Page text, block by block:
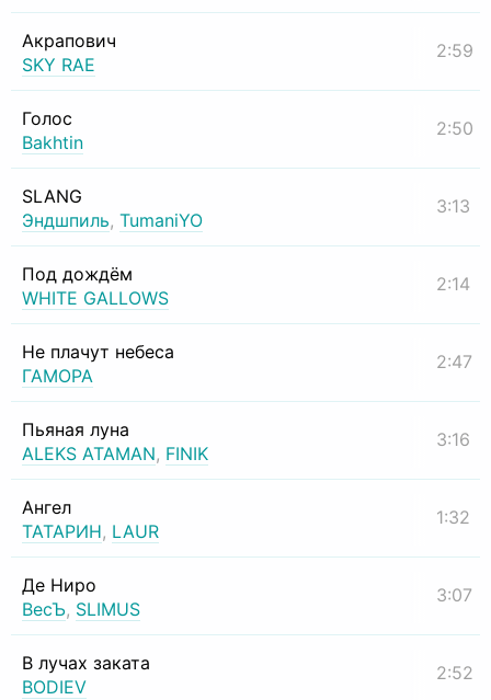
Акрапович
SKY RAE
2:59
Голос
Bakhtin
2:50
SLANG
Эндшпиль, TumaniYO
3:13
Под дождём
WHITE GALLOWS
2:14
Не плачут небеса
ГАМОРА
2:47
Пьяная луна
ALEKS ATAMAN, FINIK
3:16
Ангел
ТАТАРИН, LAUR
1:32
Де Ниро
ВесЪ, SLIMUS
3:07
В лучах заката
BODIEV
2:52